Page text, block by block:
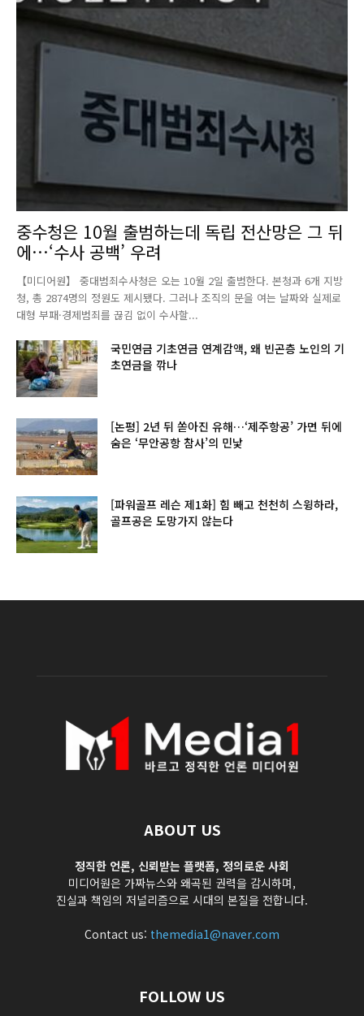
중수청은 10월 출범하는데 독립 전산망은 그 뒤
에…‘수사 공백’ 우려
【미디어원】 중대범죄수사청은 오는 10월 2일 출범한다. 본청과 6개 지방
청, 총 2874명의 정원도 제시됐다. 그러나 조직의 문을 여는 날짜와 실제로
대형 부패·경제범죄를 끊김 없이 수사할...
국민연금 기초연금 연계감액, 왜 빈곤층 노인의 기
초연금을 깎나
[논평] 2년 뒤 쏟아진 유해…‘제주항공’ 가면 뒤에
숨은 ‘무안공항 참사’의 민낯
[파워골프 레슨 제1화] 힘 빼고 천천히 스윙하라,
골프공은 도망가지 않는다
ABOUT US
정직한 언론, 신뢰받는 플랫폼, 정의로운 사회
미디어원은 가짜뉴스와 왜곡된 권력을 감시하며,
진실과 책임의 저널리즘으로 시대의 본질을 전합니다.
Contact us: themedia1@naver.com
FOLLOW US